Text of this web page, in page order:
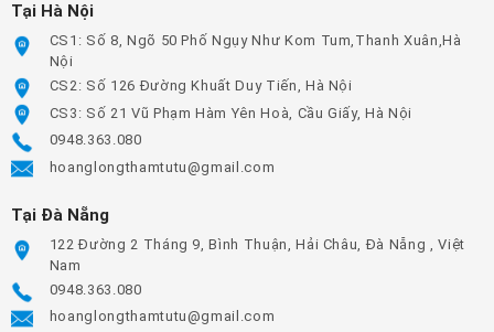
Tại Hà Nội
CS1: Số 8, Ngõ 50 Phố Ngụy Như Kom Tum,Thanh Xuân,Hà
Nội
CS2: Số 126 Đường Khuất Duy Tiến, Hà Nội
CS3: Số 21 Vũ Phạm Hàm Yên Hoà, Cầu Giấy, Hà Nội
0948.363.080
hoanglongthamtutu@gmail.com
Tại Đà Nẵng
122 Đường 2 Tháng 9, Bình Thuận, Hải Châu, Đà Nẵng , Việt
Nam
0948.363.080
hoanglongthamtutu@gmail.com